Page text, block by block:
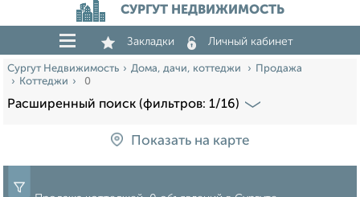
СУРГУТ НЕДВИЖИМОСТЬ
Закладки Личный кабинет
Сургут Недвижимость Дома, дачи, коттеджи
Продажа
Коттеджи
0
Расширенный поиск (фильтров: 1/16)
Показать на карте